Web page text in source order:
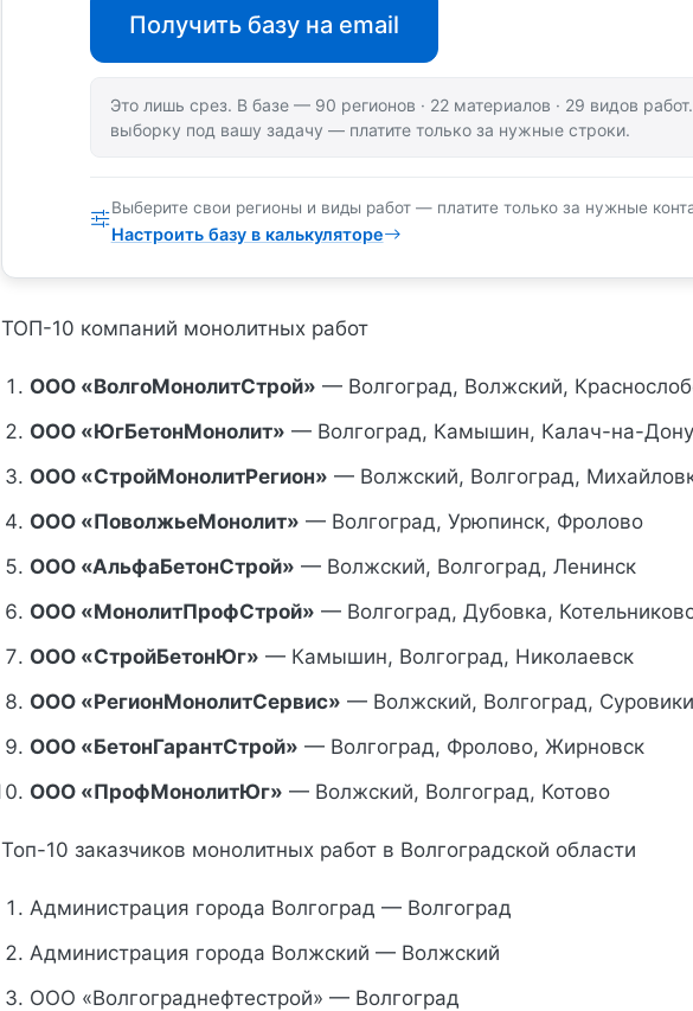
Получить базу на email
Это лишь срез. В базе — 90 регионов · 22 материалов · 29 видов
выборку под вашу задачу — платите только за нужные строки.
Выберите свои регионы и виды работ — платите только за нужные
Настроить базу в калькуляторе
ТОП-10 компаний монолитных работ
ООО «ВолгоМонолитСтрой» — Волгоград, Волжский,
ООО «ЮгБетонМонолит» — Волгоград, Камышин, Калач-на-Дону
ООО «СтройМонолитРегион» — Волжский, Волгоград,
ООО «ПоволжьеМонолит» — Волгоград, Урюпинск, Фролово
ООО «АльфаБетонСтрой» — Волжский, Волгоград, Ленинск
ООО «МонолитПрофСтрой» — Волгоград, Дубовка,
ООО «СтройБетонЮг» — Камышин, Волгоград, Николаевск
ООО «РегионМонолитСервис» — Волжский, Волгоград,
ООО «БетонГарантСтрой» — Волгоград, Фролово, Жирновск
ООО «ПрофМонолитЮг» — Волжский, Волгоград, Котово
Топ-10 заказчиков монолитных работ в Волгоградской области
Администрация города Волгоград — Волгоград
Администрация города Волжский — Волжский
ООО «Волгограднефтестрой» — Волгоград